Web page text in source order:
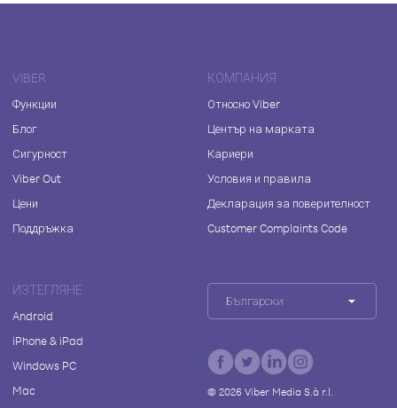
VIBER
Функции
Блог
Сигурност
Viber Out
Цени
Поддръжка
КОМПАНИЯ
Относно Viber
Център на марката
Кариери
Условия и правила
Декларация за поверителност
Customer Complaints Code
ИЗТЕГЛЯНЕ
Android
iPhone & iPad
Windows PC
Mac
Български
© 2026Viber Media S.à r.l.